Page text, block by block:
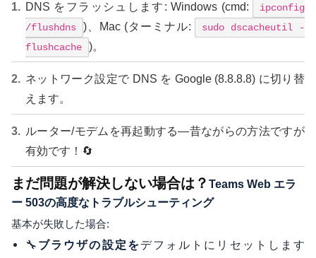
DNS をフラッシュします: Windows (cmd:
ipconfig
/flushdns
)、Mac (ターミナル:
sudo dscacheutil -
flushcache
)。
ネットワーク設定で DNS を Google (8.8.8.8) に切り替
えます。
ルーター/モデムを再起動する—昔ながらの方法ですが
有効です！🔄
まだ問題が解決しない場合は？ Teams Web エラ
ー 503の高度なトラブルシューティング
基本が失敗した場合:
🔧 ブラウザの設定をデフォルトにリセットします